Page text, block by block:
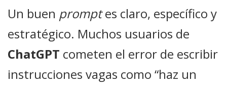
Un buen promptes claro, específico y
estratégico. Muchos usuarios de
ChatGPT cometen el error de escribir
instrucciones vagas como “haz un